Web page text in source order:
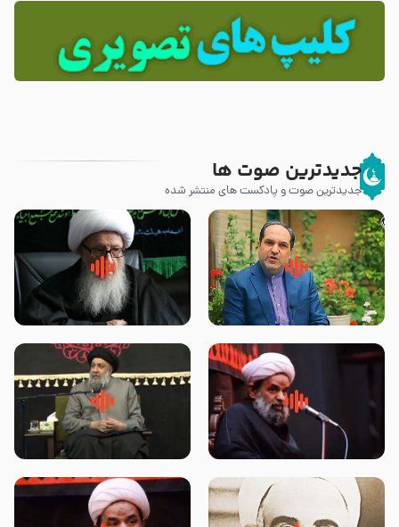
جدیدترین صوت ها
جدیدترین صوت و پادکست های منتشر شده
پیامبر صلی الله علیه وآله و سلم
فرمودند وای بر بچه های آخر
زوّار اربعین امام حسین (علیه
السلام) با این اشتیاق به زیارت
روضه جانسوز پاره های جگر امام
حسن مجتبی علیه السلام-حجت
لقب حضرت رقیه سلام الله علیها به
چه معناست – حجت الاسلام علوی